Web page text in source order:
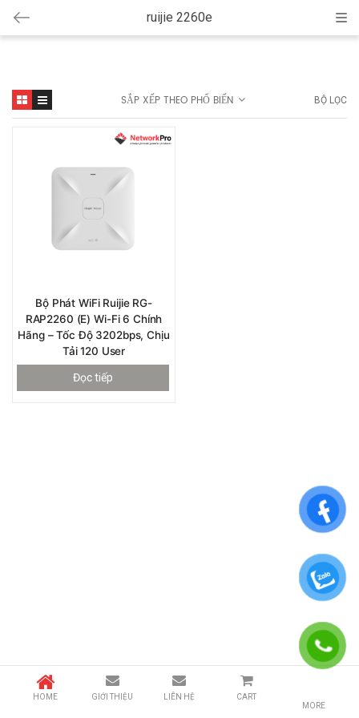
ruijie 2260e
SẮP XẾP THEO PHỔ BIẾN BỘ LỌC
Bộ Phát WiFi Ruijie RG-
RAP2260 (E) Wi-Fi 6 Chính
Hãng – Tốc Độ 3202bps, Chịu
Tải 120 User
Đọc tiếp
HOME GIỚI THIỆU LIÊN HỆ
CART
MORE